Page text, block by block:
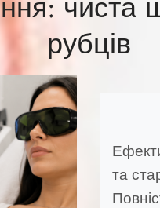
чиста
рубців
та